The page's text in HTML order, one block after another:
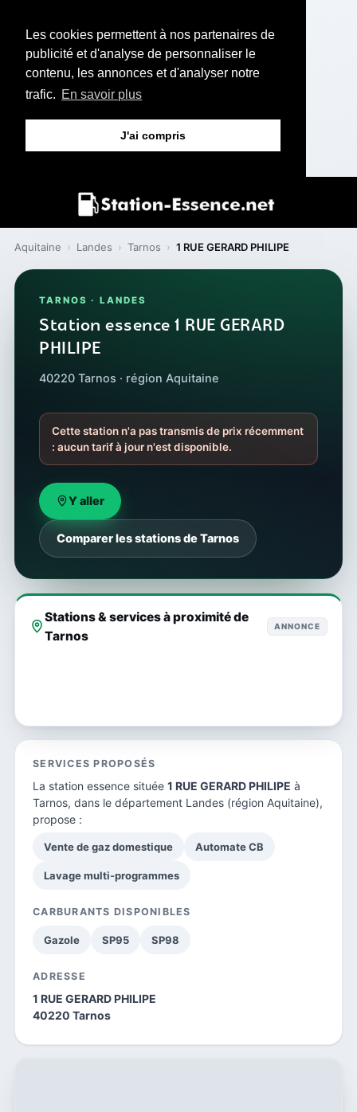
Les cookies permettent à nos partenaires de
publicité et d'analyse de personnaliser le
contenu, les annonces et d'analyser notre
trafic. En savoir plus
J'ai compris
Aquitaine › Landes › Tarnos › 1 RUE GERARD PHILIPE
TARNOS · LANDES
Station essence 1 RUE GERARD
PHILIPE
40220 Tarnos · région Aquitaine
Cette station n'a pas transmis de prix récemment
: aucun tarif à jour n'est disponible.
Y aller
Comparer les stations de Tarnos
Stations & services à proximité de
Tarnos
ANNONCE
SERVICES PROPOSÉS
La station essence située 1 RUE GERARD PHILIPE à
Tarnos, dans le département Landes (région Aquitaine),
propose :
Vente de gaz domestique Automate CB
Lavage multi-programmes
CARBURANTS DISPONIBLES
Gazole SP95 SP98
ADRESSE
1 RUE GERARD PHILIPE
40220 Tarnos